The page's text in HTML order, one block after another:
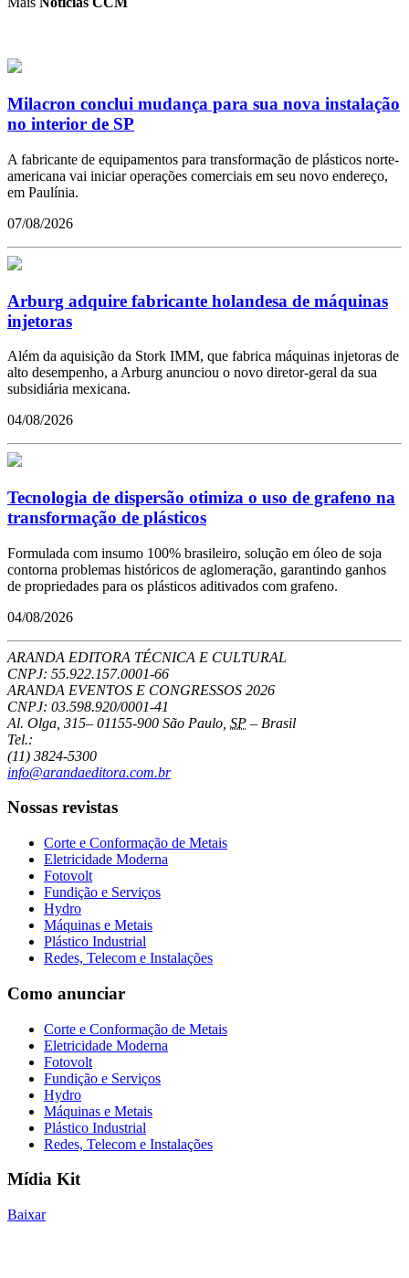
Milacron conclui mudança para sua nova instalação
no interior de SP
A fabricante de equipamentos para transformação de plásticos norte-
americana vai iniciar operações comerciais em seu novo endereço,
em Paulínia.
07/08/2026
Arburg adquire fabricante holandesa de máquinas
injetoras
Além da aquisição da Stork IMM, que fabrica máquinas injetoras de
alto desempenho, a Arburg anunciou o novo diretor-geral da sua
subsidiária mexicana.
04/08/2026
Tecnologia de dispersão otimiza o uso de grafeno na
transformação de plásticos
Formulada com insumo 100% brasileiro, solução em óleo de soja
contorna problemas históricos de aglomeração, garantindo ganhos
de propriedades para os plásticos aditivados com grafeno.
04/08/2026
ARANDA EDITORA TÉCNICA E CULTURAL
CNPJ: 55.922.157.0001-66
ARANDA EVENTOS E CONGRESSOS 2026
CNPJ: 03.598.920/0001-41
Al. Olga, 315– 01155-900 São Paulo SP – Brasil
Tel.:
(11) 3824-5300
info@arandaeditora.com.br
Nossas revistas
Corte e Conformação de Metais
Eletricidade Moderna
Fotovolt
Fundição e Serviços
Hydro
Máquinas e Metais
Plástico Industrial
Redes, Telecom e Instalações
Como anunciar
Corte e Conformação de Metais
Eletricidade Moderna
Fotovolt
Fundição e Serviços
Hydro
Máquinas e Metais
Plástico Industrial
Redes, Telecom e Instalações
Mídia Kit
Baixar